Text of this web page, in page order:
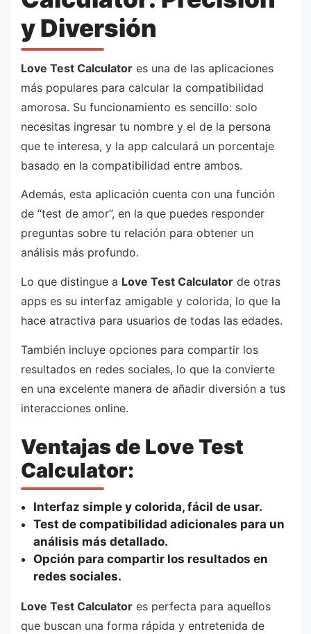
y Diversión
Love Test Calculator es una de las aplicaciones
más populares para calcular la compatibilidad
amorosa. Su funcionamiento es sencillo: solo
necesitas ingresar tu nombre y el de la persona
que te interesa, y la app calculará un porcentaje
basado en la compatibilidad entre ambos.
Además, esta aplicación cuenta con una función
de “test de amor”, en la que puedes responder
preguntas sobre tu relación para obtener un
análisis más profundo.
Lo que distingue a Love Test Calculator de otras
apps es su interfaz amigable y colorida, lo que la
hace atractiva para usuarios de todas las edades.
También incluye opciones para compartir los
resultados en redes sociales, lo que la convierte
en una excelente manera de añadir diversión a tus
interacciones online.
Ventajas de Love Test
Calculator:
Interfaz simple y colorida, fácil de usar.
Test de compatibilidad adicionales para un
análisis más detallado.
Opción para compartir los resultados en
redes sociales.
Love Test Calculator es perfecta para aquellos
que buscan una forma rápida y entretenida de